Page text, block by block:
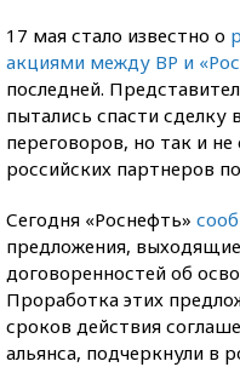
17 мая стало известно о
акциями между BP и
последней.
пытались спасти сделку
переговоров, но так и
российских партнеров
Сегодня «Роснефть»
предложения,
договоренностей об
Проработка этих
сроков действия
альянса, подчеркнули в